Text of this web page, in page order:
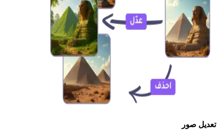
تعديل صور